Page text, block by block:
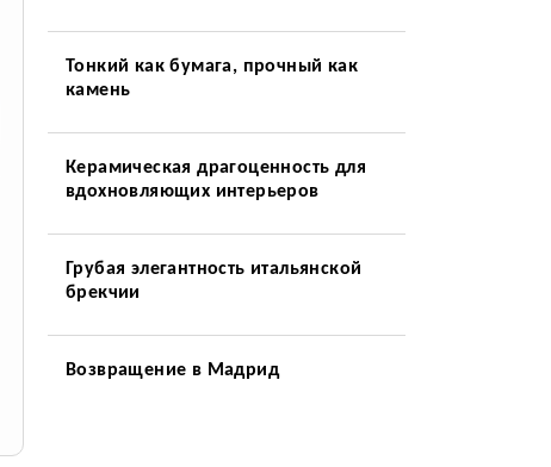
Тонкий как бумага, прочный как
камень
Керамическая драгоценность для
вдохновляющих интерьеров
Грубая элегантность итальянской
брекчии
Возвращение в Мадрид